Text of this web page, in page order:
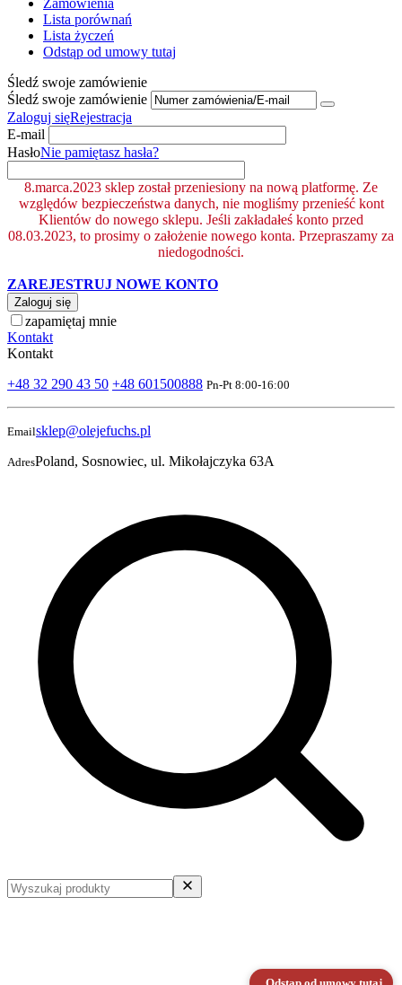
Lista porównań
Lista życzeń
Odstąp od umowy tutaj
Śledź swoje zamówienie
Śledź swoje zamówienie
Zaloguj sięRejestracja
E-mail
HasłoNie pamiętasz hasła?
8.marca.2023 sklep został przeniesiony na nową platformę. Ze
względów bezpieczeństwa danych, nie mogliśmy przenieść kont
Klientów do nowego sklepu. Jeśli zakładałeś konto przed
08.03.2023, to prosimy o założenie nowego konta. Przepraszamy za
niedogodności.
ZAREJESTRUJ NOWE KONTO
Zaloguj się
zapamiętaj mnie
Kontakt
Kontakt
+48 32 290 43 50 +48 601500888 Pn-Pt 8:00-16:00
Emailsklep@olejefuchs.pl
AdresPoland, Sosnowiec, ul. Mikołajczyka 63A